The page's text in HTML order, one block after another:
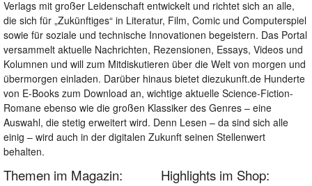
Verlags mit großer Leidenschaft entwickelt und richtet sich an alle,
die sich für „Zukünftiges“ in Literatur, Film, Comic und Computerspiel
sowie für soziale und technische Innovationen begeistern. Das Portal
versammelt aktuelle Nachrichten, Rezensionen, Essays, Videos und
Kolumnen und will zum Mitdiskutieren über die Welt von morgen und
übermorgen einladen. Darüber hinaus bietet diezukunft.de Hunderte
von E-Books zum Download an, wichtige aktuelle Science-Fiction-
Romane ebenso wie die großen Klassiker des Genres – eine
Auswahl, die stetig erweitert wird. Denn Lesen – da sind sich alle
einig – wird auch in der digitalen Zukunft seinen Stellenwert
behalten.
Themen im Magazin: Highlights im Shop: